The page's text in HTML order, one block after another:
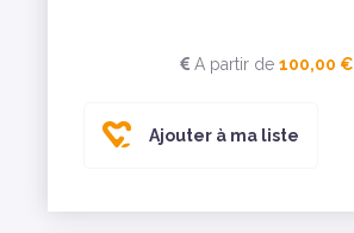
A partir de 100,00 €
Ajouter à ma liste